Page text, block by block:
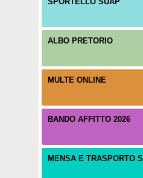
ALBO PRETORIO
MULTE ONLINE
BANDO AFFITTO 2026
MENSA E TRASPORTO